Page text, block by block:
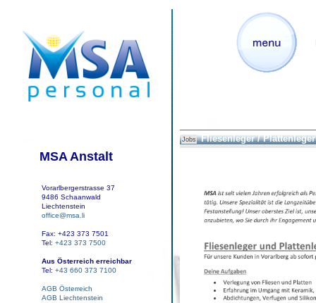
MSA Anstalt
Vorarlbergerstrasse 37
9486 Schaanwald
Liechtenstein
office@msa.li
Fax: +423 373 7501
Tel: +423 373 7500
Aus Österreich erreichbar
Tel: +43 660 373 7100
AGB Österreich
AGB Liechtenstein
Jobs Fliesenleger / Plattenleger